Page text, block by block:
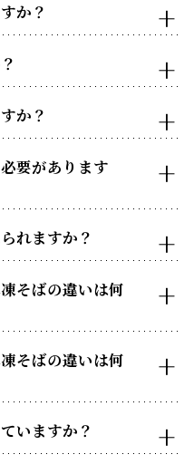
か？
か？
要があります
れますか？
そばの違いは何
そばの違いは何
いますか？